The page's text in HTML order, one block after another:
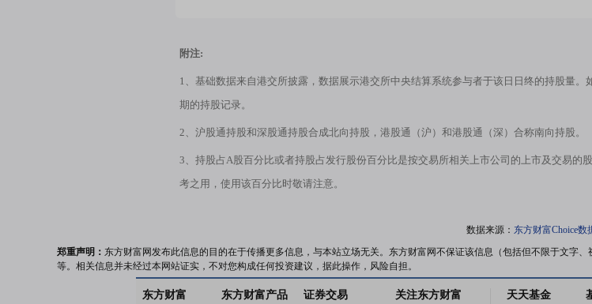
附注:
1、基础数据来自港交所披露，数据展示港交所中央结算系统参与者于该日日终的持股量
期的持股记录。
2、沪股通持股和深股通持股合成北向持股，港股通（沪）和港股通（深）合称南向持股。
3、持股占A股百分比或者持股占发行股份百分比是按交易所相关上市公司的上市及交易
考之用，使用该百分比时敬请注意。
数据来源： 东方财富Choice数
郑重声明： 东方财富网发布此信息的目的在于传播更多信息，与本站立场无关。东方财富网不保证该信息（包括但不限于文字
等。相关信息并未经过本网站证实，不对您构成任何投资建议，据此操作，风险自担。
东方财富 东方财富产品 证券交易 关注东方财富 天天基金